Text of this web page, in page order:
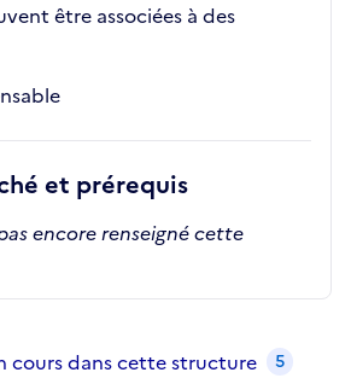
être associées à des
et prérequis
encore renseigné cette
cours dans cette structure 5